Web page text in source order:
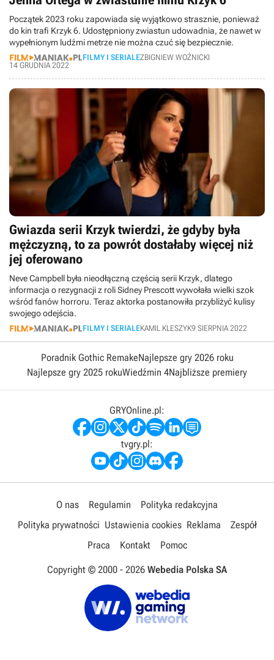
Początek 2023 roku zapowiada się wyjątkowo strasznie, ponieważ
do kin trafi Krzyk 6. Udostępniony zwiastun udowadnia, że nawet w
wypełnionym ludźmi metrze nie można czuć się bezpiecznie.
FILMY I SERIALEZBIGNIEW WOŹNICKI
14 GRUDNIA 2022
Gwiazda serii Krzyk twierdzi, że gdyby była
mężczyzną, to za powrót dostałaby więcej niż
jej oferowano
Neve Campbell była nieodłączną częścią serii Krzyk, dlatego
informacja o rezygnacji z roli Sidney Prescott wywołała wielki szok
wśród fanów horroru. Teraz aktorka postanowiła przybliżyć kulisy
swojego odejścia.
FILMY I SERIALEKAMIL KLESZYK9 SIERPNIA 2022
Poradnik Gothic RemakeNajlepsze gry 2026 roku
Najlepsze gry 2025 rokuWiedźmin 4Najbliższe premiery
GRYOnline.pl:
tvgry.pl:
O nas Regulamin
Polityka redakcyjna
Polityka prywatności Ustawienia cookies Reklama
Zespół
Praca
Kontakt Pomoc
Copyright © 2000 - 2026 Webedia Polska SA